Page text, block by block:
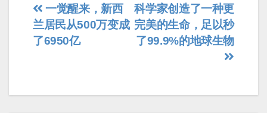
文
章
科学家创造了一种更
完美的生命，足以秒
了99.9%的地球生物
一觉醒来，新西
兰居民从500万变成
了6950亿